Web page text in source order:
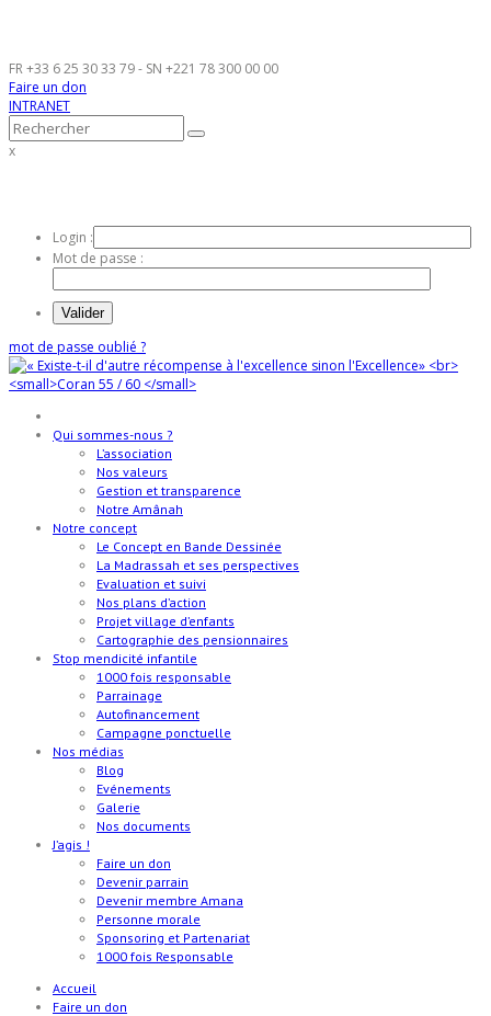
FR+33 6 25 30 33 79- SN +221 78 300 00 00
Faire un don
INTRANET
x
Login :
Mot de passe :
mot de passe oublié ?
Qui sommes-nous ?
L’association
Nos valeurs
Gestion et transparence
Notre Amânah
Notre concept
Le Concept en Bande Dessinée
La Madrassah et ses perspectives
Evaluation et suivi
Nos plans d’action
Projet village d’enfants
Cartographie des pensionnaires
Stop mendicité infantile
1000 fois responsable
Parrainage
Autofinancement
Campagne ponctuelle
Nos médias
Blog
Evénements
Galerie
Nos documents
J’agis !
Faire un don
Devenir parrain
Devenir membre Amana
Personne morale
Sponsoring et Partenariat
1000 fois Responsable
Accueil
Faire un don